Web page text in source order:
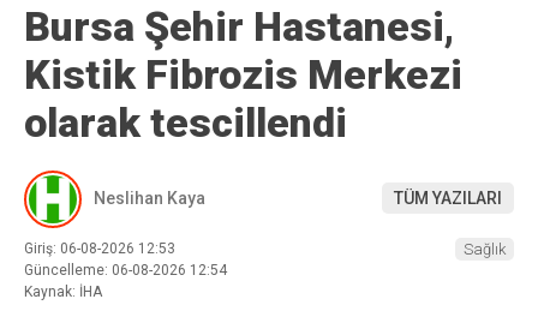
Bursa Şehir Hastanesi,
Kistik Fibrozis Merkezi
olarak tescillendi
Neslihan Kaya TÜM YAZILARI
Giriş: 06-08-2026 12:53
Güncelleme: 06-08-2026 12:54
Kaynak: İHA
Sağlık